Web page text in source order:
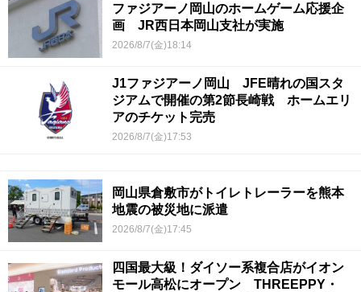
ファジアーノ岡山のホームゲーム応援企
画 JR西日本岡山支社が実施
2026/8/7(金)18:14
J1ファジアーノ岡山 JFE晴れの国スタ
ジアムで開催の第2節長崎戦 ホームエリ
アのチケット完売
2026/8/7(金)17:53
岡山県倉敷市がトイレトレーラーを熊本
地震の被災地に派遣
2026/8/7(金)17:45
四国最大級！ダイソー系複合店がイオン
モール高松にオープン THREEPPY・